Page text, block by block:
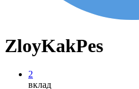
ZloyKakPes
2
вклад